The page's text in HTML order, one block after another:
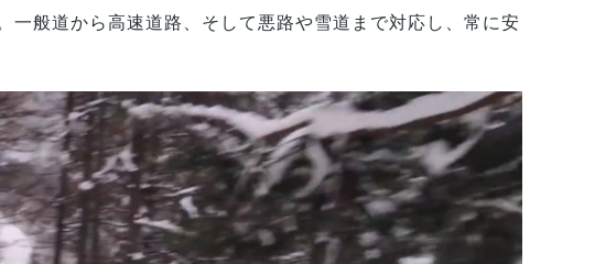
般道から高速道路、そして悪路や雪道まで対応し、常に安